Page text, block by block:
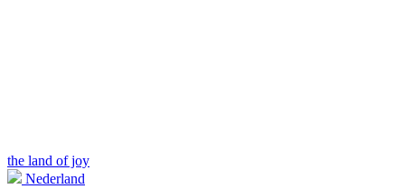
the land of joy
Nederland